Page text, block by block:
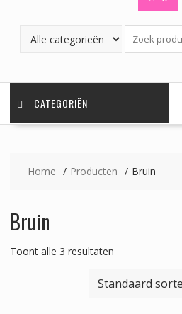
CATEGORIËN
Home Producten Bruin
Bruin
Toont alle 3 resultaten